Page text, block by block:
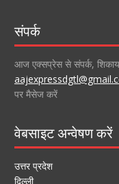
संपर्क
आज एक्सप्रेस से संपर्क,
पर मैसेज करें
वेबसाइट अन्वेषण करें
उत्तर प्रदेश
दिल्ली